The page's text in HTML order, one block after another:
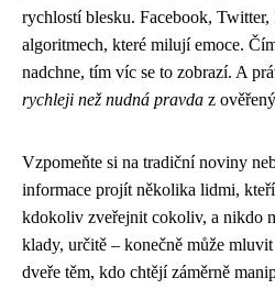
rychlostí blesku. Facebook,
algoritmech, které milují emoce.
nadchne, tím víc se to zobrazí. A
rychleji než nudná pravda z
Vzpomeňte si na tradiční noviny
informace projít několika lidmi,
kdokoliv zveřejnit cokoliv, a nikdo
klady, určitě – konečně může
dveře těm, kdo chtějí záměrně